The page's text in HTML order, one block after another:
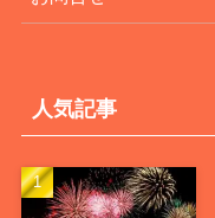
人気記事